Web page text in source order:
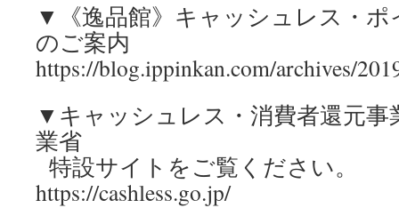
▼《逸品館》キャッシュレス・
のご案内
https://blog.ippinkan.com/archives/
▼キャッシュレス・消費者還元事
業省
特設サイトをご覧ください。
https://cashless.go.jp/